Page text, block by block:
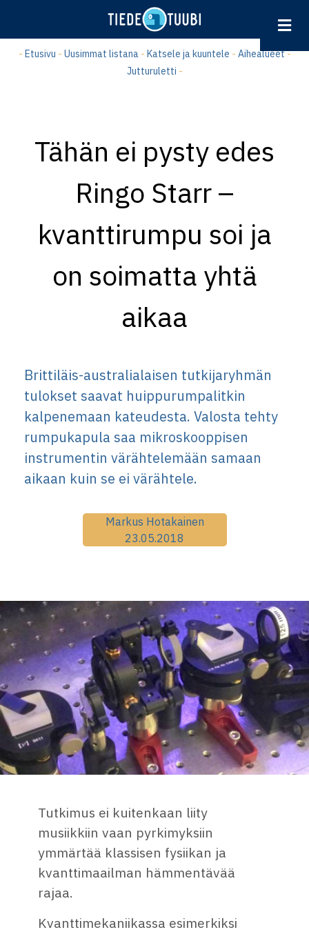
- Etusivu - Uusimmat listana- Katsele ja kuuntele - Aihealueet-
Jutturuletti -
Tähän ei pysty edes
Ringo Starr –
kvanttirumpu soi ja
on soimatta yhtä
aikaa
Brittiläis-australialaisen tutkijaryhmän
tulokset saavat huippurumpalitkin
kalpenemaan kateudesta. Valosta tehty
rumpukapula saa mikroskooppisen
instrumentin värähtelemään samaan
aikaan kuin se ei värähtele.
Markus Hotakainen
23.05.2018
Tutkimus ei kuitenkaan liity
musiikkiin vaan pyrkimyksiin
ymmärtää klassisen fysiikan ja
kvanttimaailman hämmentävää
rajaa.
Kvanttimekaniikassa esimerkiksi